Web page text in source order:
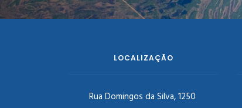
LOCALIZAÇÃO
Rua Domingos da Silva, 1250